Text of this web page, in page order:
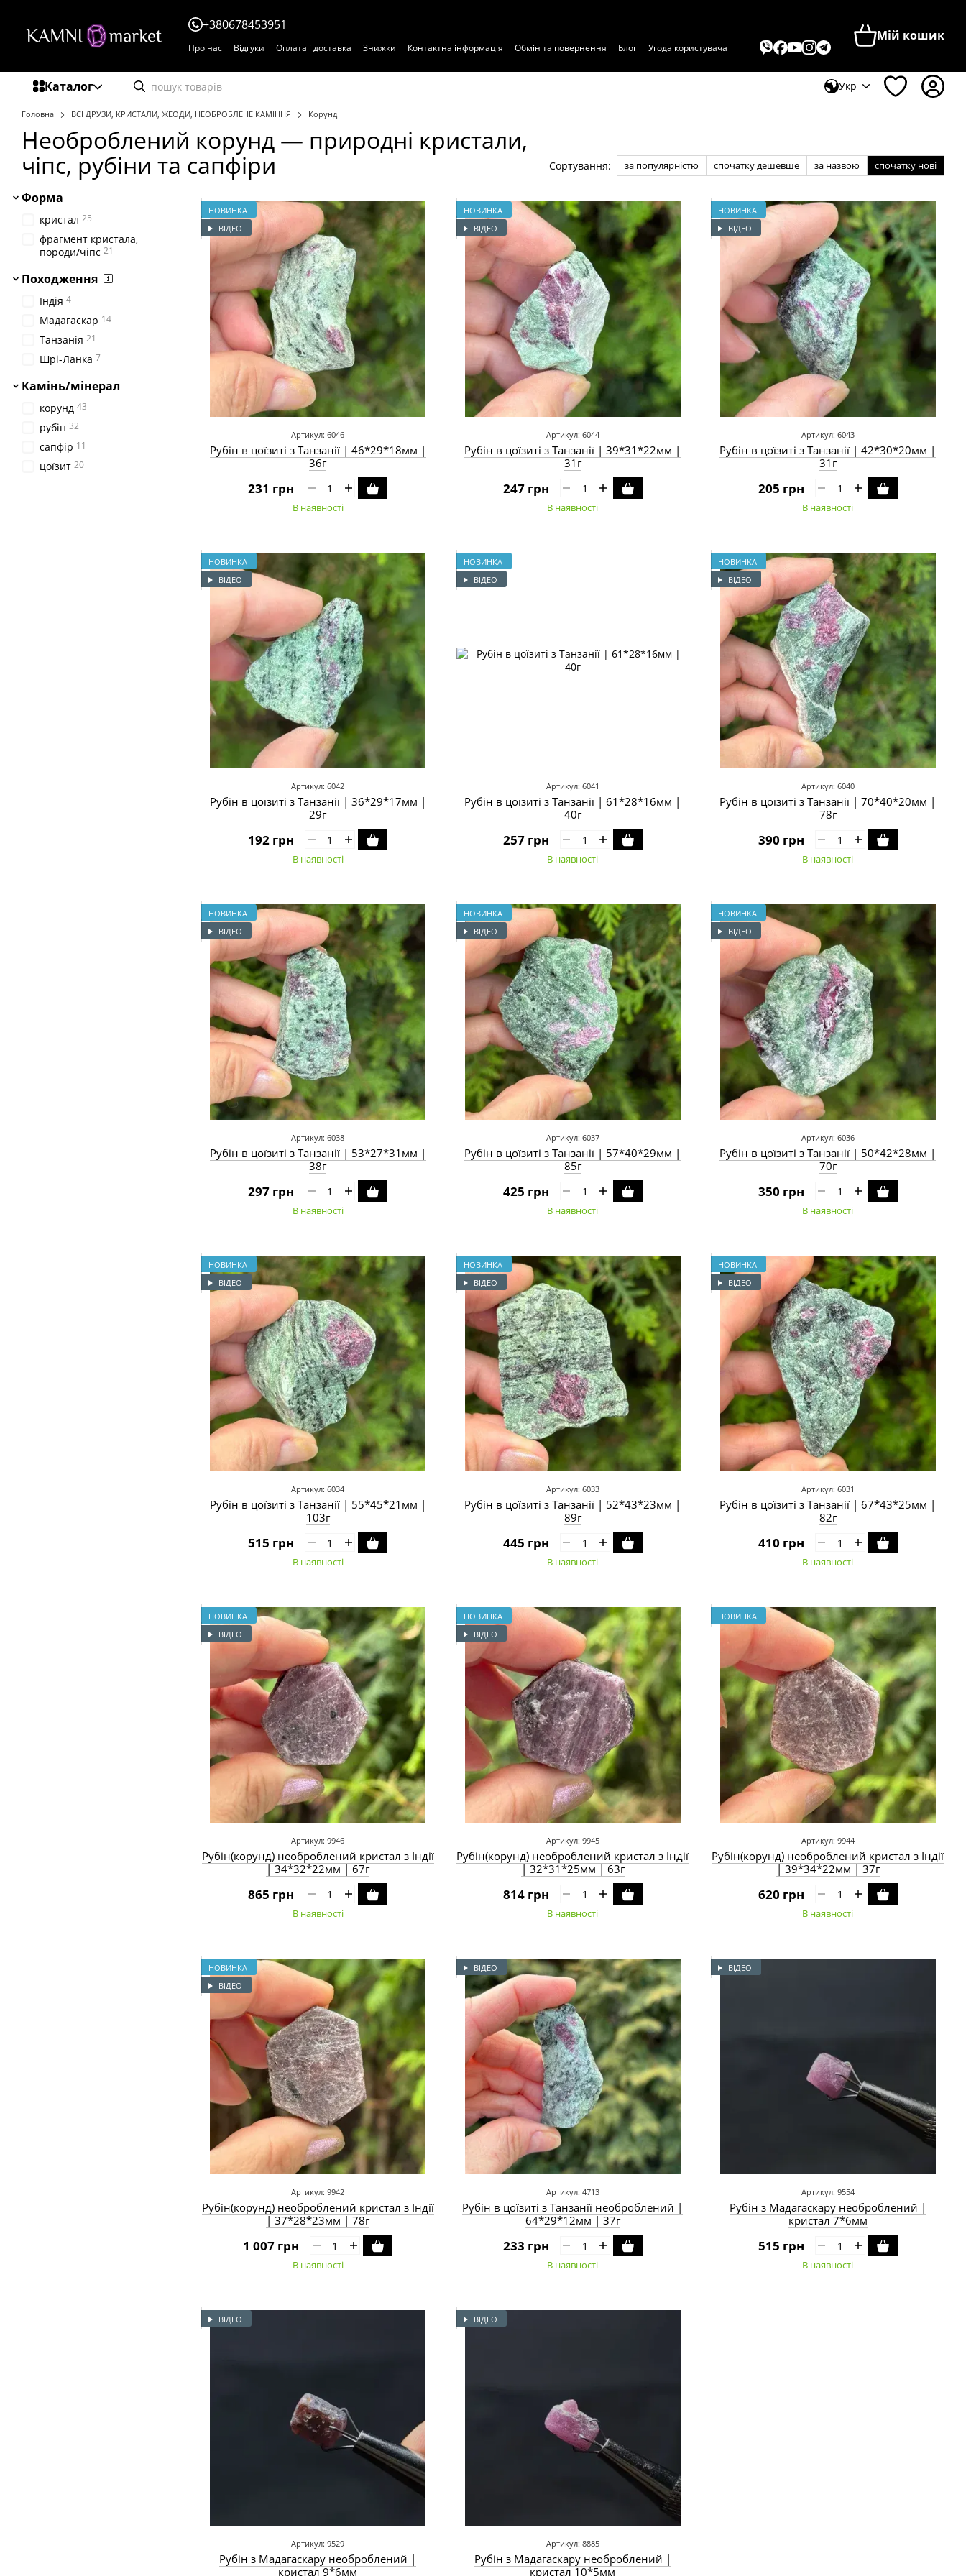
+380678453951
Про нас Відгуки Оплата і доставка Знижки Контактна інформація Обмін та повернення Блог
Угода користувача
Мій кошик
Каталог Укр
Головна ВСІ ДРУЗИ, КРИСТАЛИ, ЖЕОДИ, НЕОБРОБЛЕНЕ КАМІННЯ Корунд
Необроблений корунд — природні кристали,
чіпс, рубіни та сапфіри
Сортування: за популярністю спочатку дешевше за назвою спочатку нові
НОВИНКА
ВІДЕО
Артикул: 6046
Рубін в цоїзиті з Танзанії | 46*29*18мм |
36г
231 грн
В наявності
НОВИНКА
ВІДЕО
Артикул: 6044
Рубін в цоїзиті з Танзанії | 39*31*22мм |
31г
247 грн
В наявності
НОВИНКА
ВІДЕО
Артикул: 6043
Рубін в цоїзиті з Танзанії | 42*30*20мм |
31г
205 грн
В наявності
НОВИНКА
ВІДЕО
Артикул: 6042
Рубін в цоїзиті з Танзанії | 36*29*17мм |
29г
192 грн
В наявності
НОВИНКА
ВІДЕО
Артикул: 6041
Рубін в цоїзиті з Танзанії | 61*28*16мм |
40г
257 грн
В наявності
НОВИНКА
ВІДЕО
Артикул: 6040
Рубін в цоїзиті з Танзанії | 70*40*20мм |
78г
390 грн
В наявності
НОВИНКА
ВІДЕО
Артикул: 6038
Рубін в цоїзиті з Танзанії | 53*27*31мм |
38г
297 грн
В наявності
НОВИНКА
ВІДЕО
Артикул: 6037
Рубін в цоїзиті з Танзанії | 57*40*29мм |
85г
425 грн
В наявності
НОВИНКА
ВІДЕО
Артикул: 6036
Рубін в цоїзиті з Танзанії | 50*42*28мм |
70г
350 грн
В наявності
НОВИНКА
ВІДЕО
Артикул: 6034
Рубін в цоїзиті з Танзанії | 55*45*21мм |
103г
515 грн
В наявності
НОВИНКА
ВІДЕО
Артикул: 6033
Рубін в цоїзиті з Танзанії | 52*43*23мм |
89г
445 грн
В наявності
НОВИНКА
ВІДЕО
Артикул: 6031
Рубін в цоїзиті з Танзанії | 67*43*25мм |
82г
410 грн
В наявності
НОВИНКА
ВІДЕО
Артикул: 9946
Рубін(корунд) необроблений кристал з Індії
| 34*32*22мм | 67г
865 грн
В наявності
НОВИНКА
ВІДЕО
Артикул: 9945
Рубін(корунд) необроблений кристал з Індії
| 32*31*25мм | 63г
814 грн
В наявності
НОВИНКА
Артикул: 9944
Рубін(корунд) необроблений кристал з Індії
| 39*34*22мм | 37г
620 грн
В наявності
НОВИНКА
ВІДЕО
Артикул: 9942
Рубін(корунд) необроблений кристал з Індії
| 37*28*23мм | 78г
1 007 грн
В наявності
ВІДЕО
Артикул: 4713
Рубін в цоїзиті з Танзанії необроблений |
64*29*12мм | 37г
233 грн
В наявності
ВІДЕО
Артикул: 9554
Рубін з Мадагаскару необроблений |
кристал 7*6мм
515 грн
В наявності
ВІДЕО
Артикул: 9529
Рубін з Мадагаскару необроблений |
кристал 9*6мм
ВІДЕО
Артикул: 8885
Рубін з Мадагаскару необроблений |
кристал 10*5мм
Форма
кристал 25
фрагмент кристала,
породи/чіпс 21
Походження
Індія 4
Мадагаскар 14
Танзанія 21
Шрі-Ланка 7
Камінь/мінерал
корунд 43
рубін 32
сапфір 11
цоїзит 20